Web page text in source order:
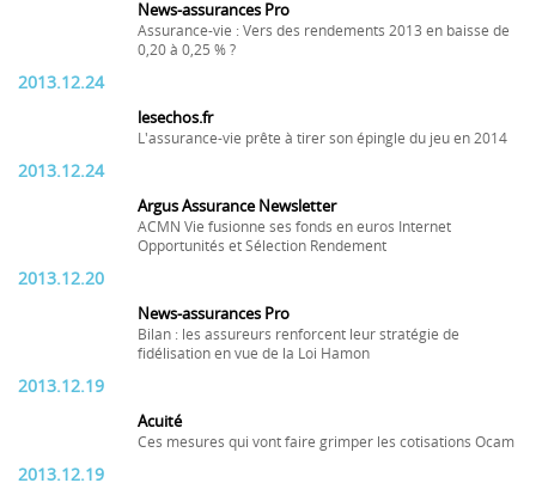
News-assurances Pro
Assurance-vie : Vers des rendements 2013 en baisse de
0,20 à 0,25 % ?
2013.12.24
lesechos.fr
L'assurance-vie prête à tirer son épingle du jeu en 2014
2013.12.24
Argus Assurance Newsletter
ACMN Vie fusionne ses fonds en euros Internet
Opportunités et Sélection Rendement
2013.12.20
News-assurances Pro
Bilan : les assureurs renforcent leur stratégie de
fidélisation en vue de la Loi Hamon
2013.12.19
Acuité
Ces mesures qui vont faire grimper les cotisations Ocam
2013.12.19